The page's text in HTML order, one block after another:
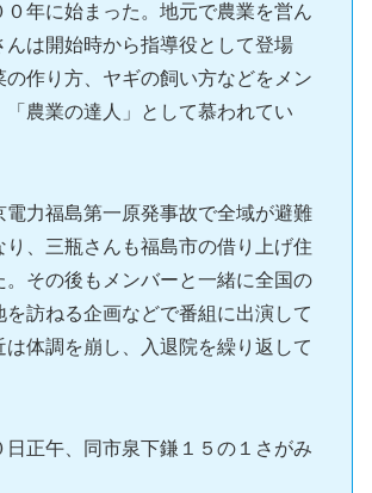
０年に始まった。地元で農業を営ん
んは開始時から指導役として登場
の作り方、ヤギの飼い方などをメン
「農業の達人」として慕われてい
電力福島第一原発事故で全域が避難
り、三瓶さんも福島市の借り上げ住
。その後もメンバーと一緒に全国の
を訪ねる企画などで番組に出演して
は体調を崩し、入退院を繰り返して
日正午、同市泉下鎌１５の１さがみ